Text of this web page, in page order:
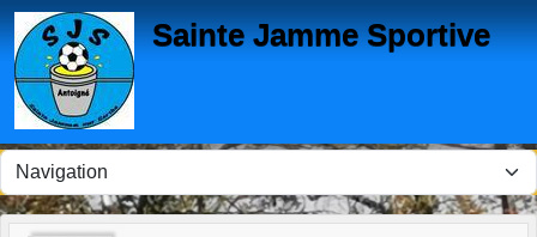
Sainte Jamme Sportive
Panneau de gestion des cookies